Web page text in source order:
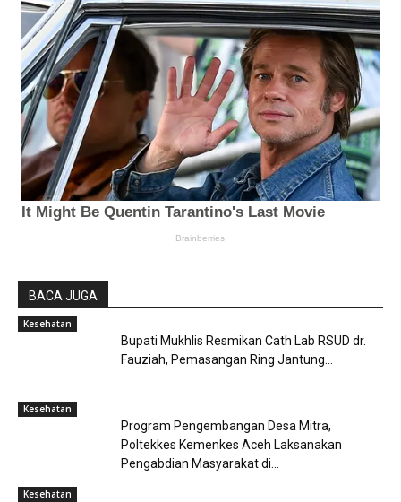
BACA JUGA
Kesehatan
Bupati Mukhlis Resmikan Cath Lab RSUD dr.
Fauziah, Pemasangan Ring Jantung...
Kesehatan
Program Pengembangan Desa Mitra,
Poltekkes Kemenkes Aceh Laksanakan
Pengabdian Masyarakat di...
Kesehatan